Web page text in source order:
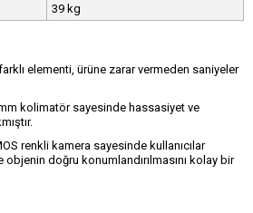
39 kg
elementi, ürüne zarar vermeden saniyeler
edilebilir
kolimatör sayesinde hassasiyet ve
seviyeye çıkmıştır.
renkli kamera sayesinde kullanıcılar
doğru konumlandırılmasını kolay bir